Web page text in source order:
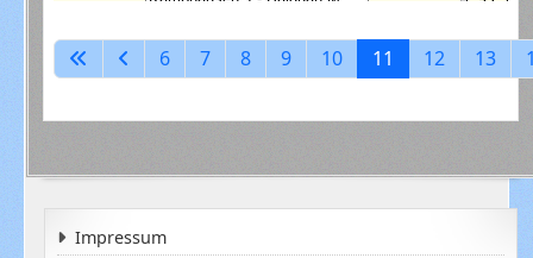
6 7 8 9 10 11 12 13
Impressum